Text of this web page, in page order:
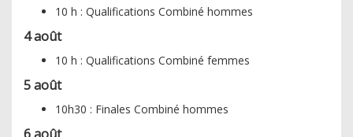
10 h : Qualifications Combiné hommes
4 août
10 h : Qualifications Combiné femmes
5 août
10h30 : Finales Combiné hommes